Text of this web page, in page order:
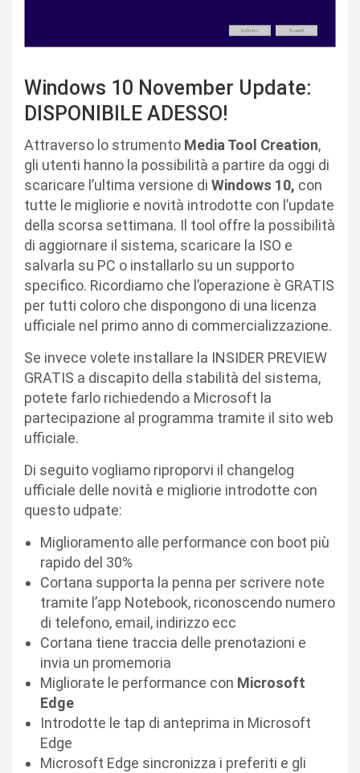
Windows 10 November Update:
DISPONIBILE ADESSO!
Attraverso lo strumento Media Tool Creation,
gli utenti hanno la possibilità a partire da oggi di
scaricare l’ultima versione di Windows 10, con
tutte le migliorie e novità introdotte con l’update
della scorsa settimana. Il tool offre la possibilità
di aggiornare il sistema, scaricare la ISO e
salvarla su PC o installarlo su un supporto
specifico. Ricordiamo che l’operazione è GRATIS
per tutti coloro che dispongono di una licenza
ufficiale nel primo anno di commercializzazione.
Se invece volete installare la INSIDER PREVIEW
GRATIS a discapito della stabilità del sistema,
potete farlo richiedendo a Microsoft la
partecipazione al programma tramite il sito web
ufficiale.
Di seguito vogliamo riproporvi il changelog
ufficiale delle novità e migliorie introdotte con
questo udpate:
Miglioramento alle performance con boot più
rapido del 30%
Cortana supporta la penna per scrivere note
tramite l’app Notebook, riconoscendo numero
di telefono, email, indirizzo ecc
Cortana tiene traccia delle prenotazioni e
invia un promemoria
Migliorate le performance con Microsoft
Edge
Introdotte le tap di anteprima in Microsoft
Edge
Microsoft Edge sincronizza i preferiti e gli